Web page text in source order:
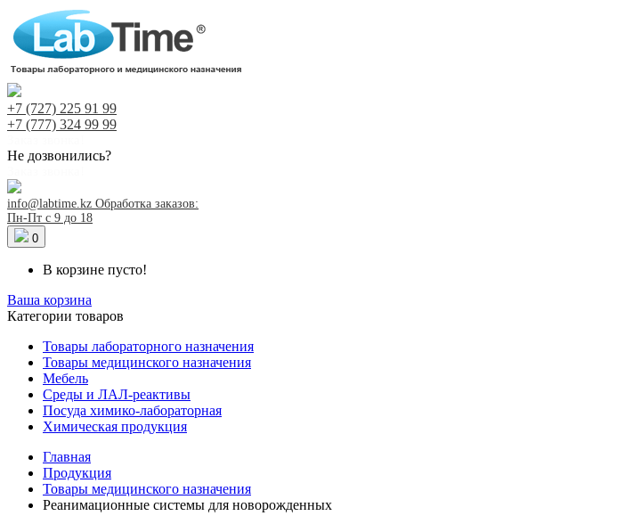
+7 (727) 225 91 99
+7 (777) 324 99 99
Не дозвонились?
info@labtime.kz Обработка заказов:
Пн-Пт с 9 до 18
0
В корзине пусто!
Ваша корзина
Категории товаров
Товары лабораторного назначения
Товары медицинского назначения
Мебель
Среды и ЛАЛ-реактивы
Посуда химико-лабораторная
Химическая продукция
Главная
Продукция
Товары медицинского назначения
Реанимационные системы для новорожденных